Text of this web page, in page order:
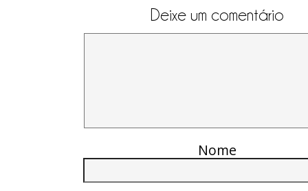
Deixe um comentário
Nome